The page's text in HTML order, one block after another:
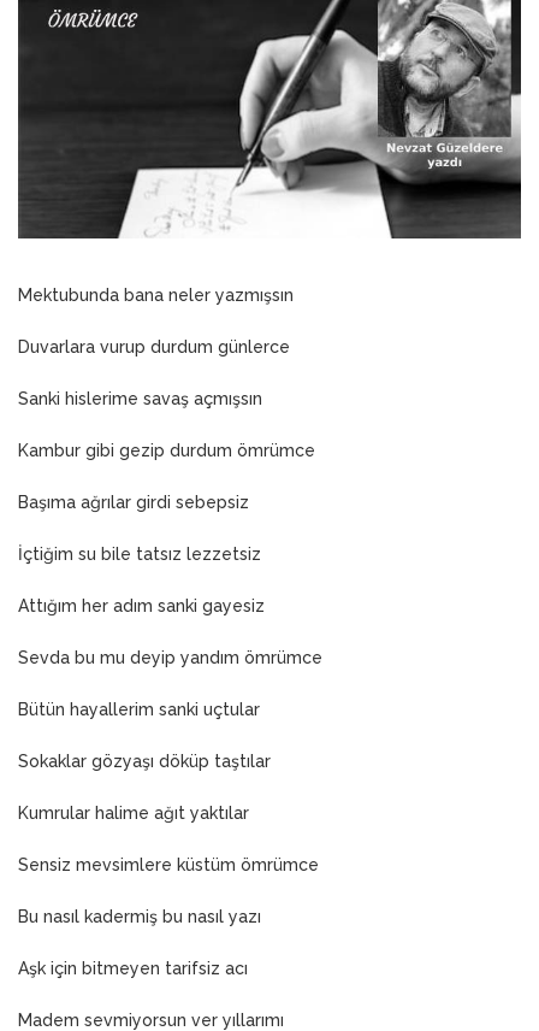
23 Mart 2026
Mektubunda bana neler yazmışsın
Duvarlara vurup durdum günlerce
Sanki hislerime savaş açmışsın
Kambur gibi gezip durdum ömrümce
Başıma ağrılar girdi sebepsiz
İçtiğim su bile tatsız lezzetsiz
Attığım her adım sanki gayesiz
Sevda bu mu deyip yandım ömrümce
Bütün hayallerim sanki uçtular
Sokaklar gözyaşı döküp taştılar
Kumrular halime ağıt yaktılar
Sensiz mevsimlere küstüm ömrümce
Bu nasıl kadermiş bu nasıl yazı
Aşk için bitmeyen tarifsiz acı
Madem sevmiyorsun ver yıllarımı